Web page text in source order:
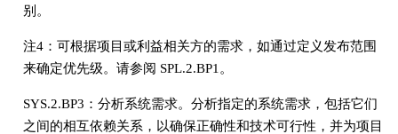
别。
注4：可根据项目或利益相关方的需求，如通过定义发布范围
来确定优先级。请参阅 SPL.2.BP1。
SYS.2.BP3：分析系统需求。分析指定的系统需求，包括它们
之间的相互依赖关系，以确保正确性和技术可行性，并为项目